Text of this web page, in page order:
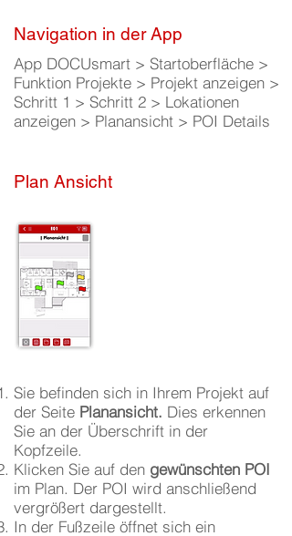
Navigation in der App
App DOCUsmart > Startoberfläche >
Funktion Projekte > Projekt anzeigen >
Schritt 1 > Schritt 2 > Lokationen
anzeigen > Planansicht > POI Details
Plan Ansicht
Sie befinden sich in Ihrem Projekt auf
der Seite Planansicht. Dies erkennen
Sie an der Überschrift in der
Kopfzeile.
Klicken Sie auf den gewünschten POI
im Plan. Der POI wird anschließend
vergrößert dargestellt.
In der Fußzeile öffnet sich ein